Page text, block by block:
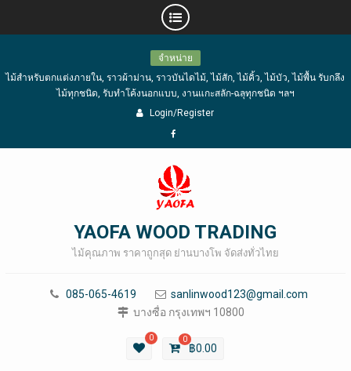
content
จำหน่าย
ไม้สำหรับตกแต่งภายใน, ราวผ้าม่าน, ราวบันไดไม้, ไม้สัก, ไม้คิ้ว, ไม้บัว, ไม้พื้น รับกลึง
ไม้ทุกชนิด, รับทำโค้งนอกแบบ, งานแกะสลัก-ฉลุทุกชนิด ฯลฯ
Login/Register
Facebook
YAOFA WOOD TRADING
ไม้คุณภาพ ราคาถูกสุด ย่านบางโพ จัดส่งทั่วไทย
085-065-4619
sanlinwood123@gmail.com
บางซื่อ กรุงเทพฯ 10800
0 0
฿0.00